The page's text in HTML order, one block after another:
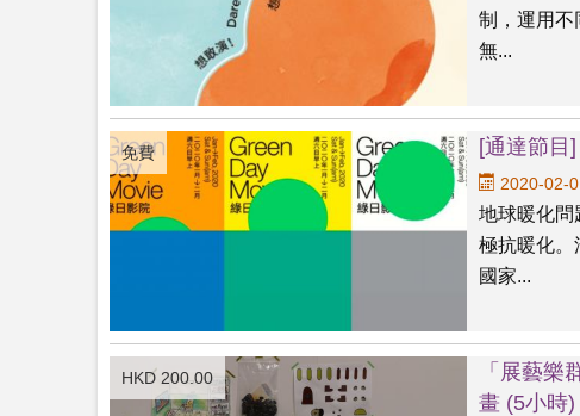
制，運用不
無...
免費 [通達節目
2020-02-
地球暖化問
極抗暖化。
國家...
HKD 200.00
「展藝
畫 (5小時)